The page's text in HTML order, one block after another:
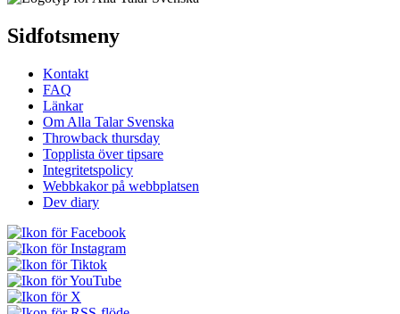
Sidfotsmeny
Kontakt
FAQ
Länkar
Om Alla Talar Svenska
Throwback thursday
Topplista över tipsare
Integritetspolicy
Webbkakor på webbplatsen
Dev diary